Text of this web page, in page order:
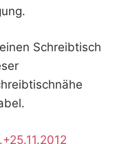
Schreibtisch